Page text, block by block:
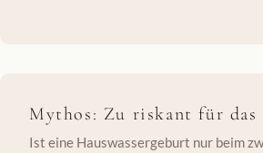
Mythos: Zu riskant für das
Ist eine Hauswassergeburt nur beim